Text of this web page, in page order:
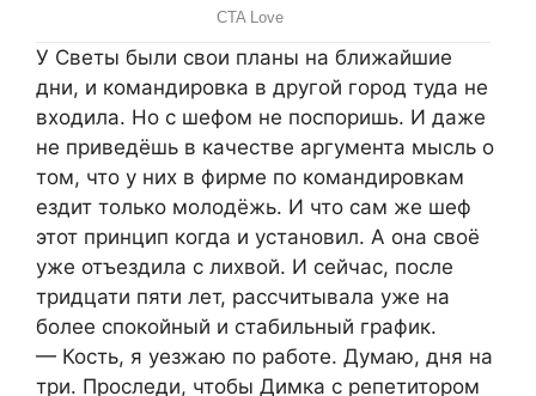
У Светы были свои планы на ближайшие
дни, и командировка в другой город туда не
входила. Но с шефом не поспоришь. И даже
не приведёшь в качестве аргумента мысль о
том, что у них в фирме по командировкам
ездит только молодёжь. И что сам же шеф
этот принцип когда и установил. А она своё
уже отъездила с лихвой. И сейчас, после
тридцати пяти лет, рассчитывала уже на
более спокойный и стабильный график.
— Кость, я уезжаю по работе. Думаю, дня на
три. Проследи, чтобы Димка с репетитором